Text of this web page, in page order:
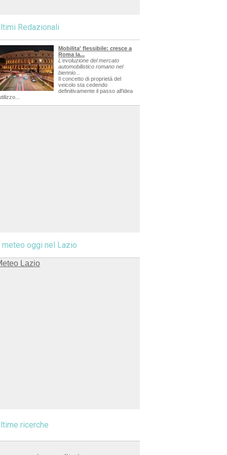
Redazionali
Mobilita' flessibile: cresce a
Roma la...
L'evoluzione del mercato
automobilistico romano nel
biennio...
Il concetto di proprietà del
veicolo sta cedendo
definitivamente il passo all'idea
meteo oggi nel Lazio
ricerche